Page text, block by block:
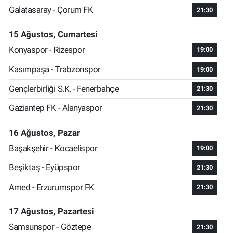
Galatasaray - Çorum FK
21:30
15 Ağustos, Cumartesi
Konyaspor - Rizespor
19:00
Kasımpaşa - Trabzonspor 19:00
Gençlerbirliği S.K. - Fenerbahçe 21:30
Gaziantep FK - Alanyaspor 21:30
16 Ağustos, Pazar
Başakşehir - Kocaelispor
19:00
Beşiktaş - Eyüpspor 21:30
Amed - Erzurumspor FK 21:30
17 Ağustos, Pazartesi
Samsunspor - Göztepe
21:30